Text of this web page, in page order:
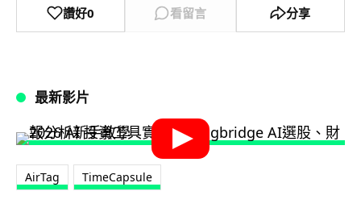
讚好0 看留言 分享
最新影片
AirTag TimeCapsule